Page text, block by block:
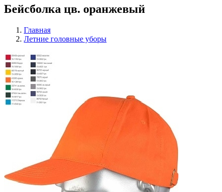
Бейсболка цв. оранжевый
Главная
Летние головные уборы